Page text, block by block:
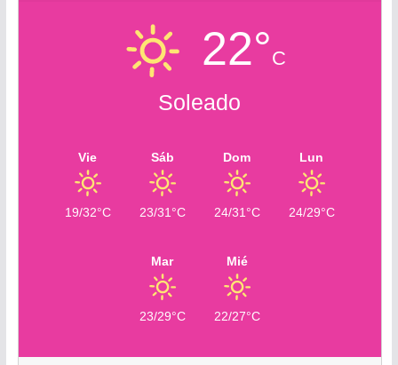
22°C
Soleado
Vie
19/32°C
Sáb
23/31°C
Dom
24/31°C
Lun
24/29°C
Mar
23/29°C
Mié
22/27°C